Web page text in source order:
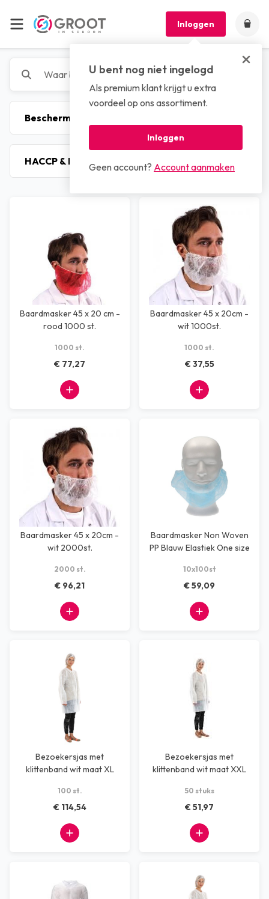
Inloggen
U bent nog niet ingelogd
Als premium klant krijgt u extra
voordeel op ons assortiment.
Inloggen
Geen account? Account aanmaken
Baardmasker 45 x 20 cm -
rood 1000 st.
1000 st.
€ 77,27
Baardmasker 45 x 20cm -
wit 1000st.
1000 st.
€ 37,55
Baardmasker 45 x 20cm -
wit 2000st.
2000 st.
€ 96,21
Baardmasker Non Woven
PP Blauw Elastiek One size
10x100st
€ 59,09
Bezoekersjas met
klittenband wit maat XL
100 st.
€ 114,54
Bezoekersjas met
klittenband wit maat XXL
50 stuks
€ 51,97